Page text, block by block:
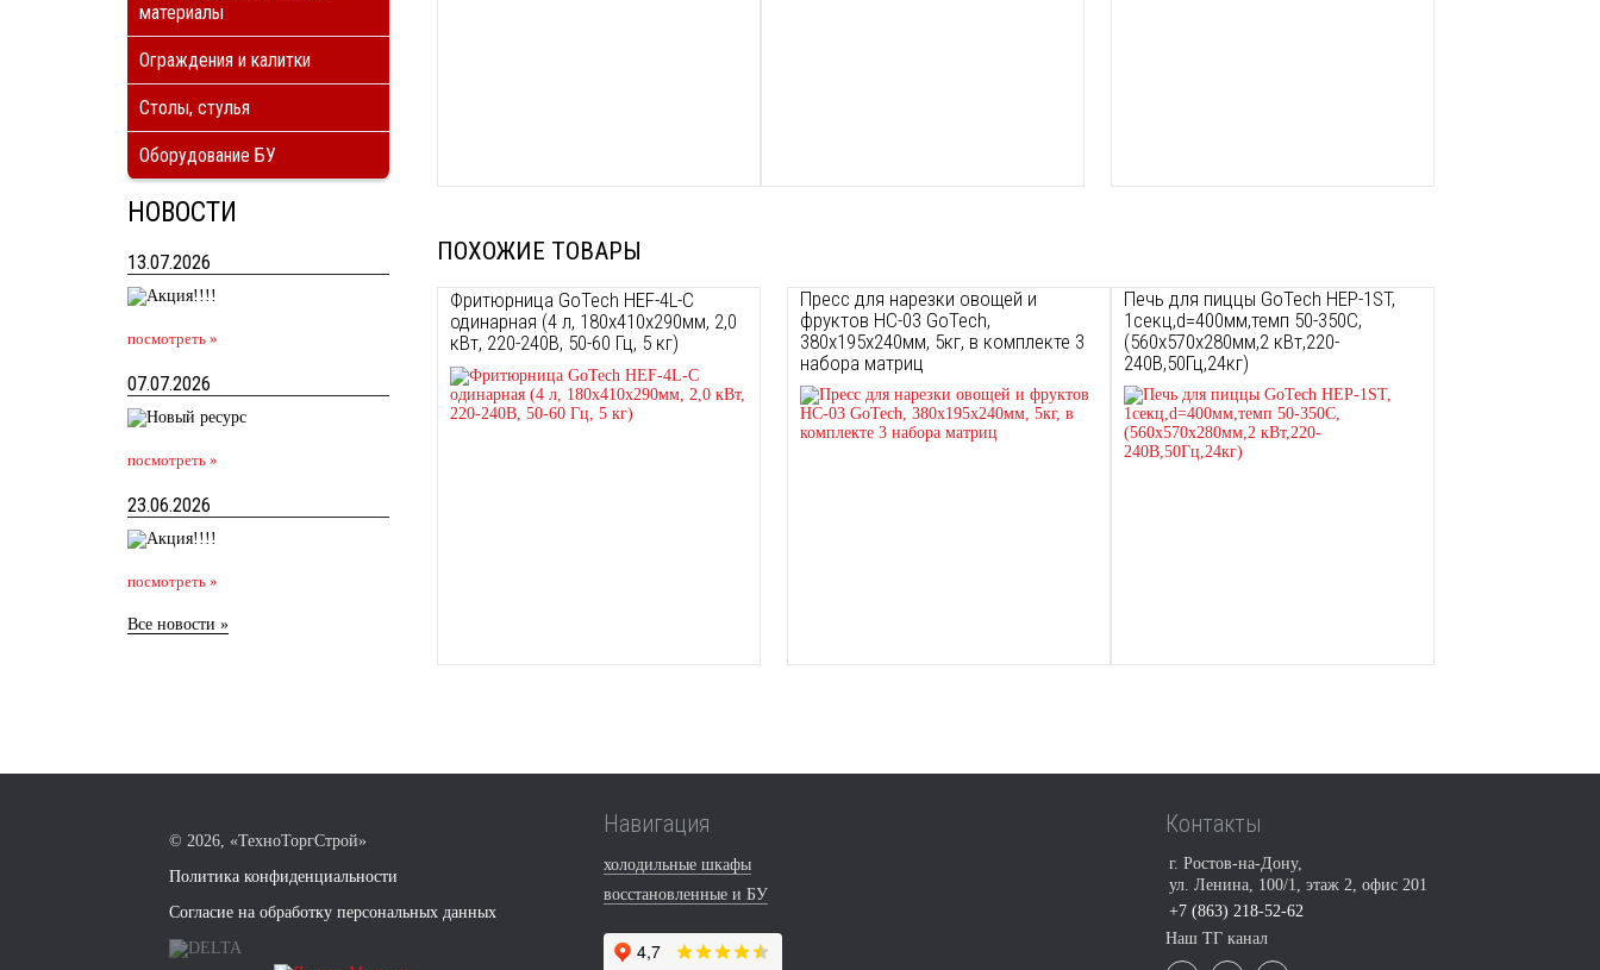
материалы
Ограждения и калитки
Столы, стулья
Оборудование БУ
НОВОСТИ
13.07.2026
посмотреть »
07.07.2026
посмотреть »
23.06.2026
посмотреть »
Все новости »
ПОХОЖИЕ ТОВАРЫ
Фритюрница GoTech HEF-4L-C
одинарная (4 л, 180х410х290мм, 2,0
кВт, 220-240В, 50-60 Гц, 5 кг)
Пресс для нарезки овощей и
фруктов HC-03 GoTech,
380х195х240мм, 5кг, в комплекте 3
набора матриц
Печь для пиццы GoTech HEP-1ST,
1секц,d=400мм,темп 50-350С,
(560х570х280мм,2 кВт,220-
240В,50Гц,24кг)
© 2026, «ТехноТоргСтрой»
Политика конфиденциальности
Согласие на обработку персональных данных
Навигация
холодильные шкафы
восстановленные и БУ
Контакты
г. Ростов-на-Дону,
ул. Ленина, 100/1, этаж 2, офис 201
+7 (863) 218-52-62
Наш ТГ канал